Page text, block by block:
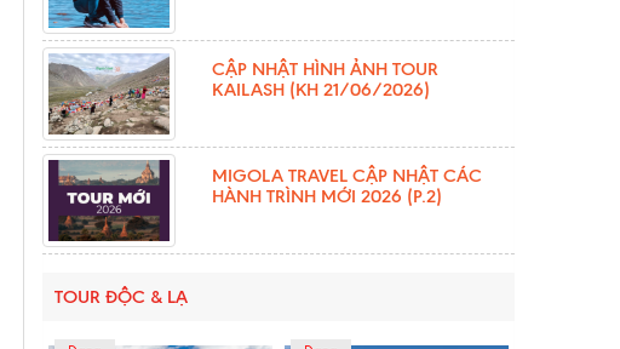
CẬP NHẬT HÌNH ẢNH TOUR
KAILASH (KH 21/06/2026)
MIGOLA TRAVEL CẬP NHẬT CÁC
HÀNH TRÌNH MỚI 2026 (P.2)
TOUR ĐỘC & LẠ